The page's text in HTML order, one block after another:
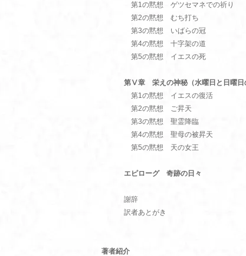
第1の黙想 ゲツセマネでの祈り
第2の黙想 むち打ち
第3の黙想 いばらの冠
第4の黙想 十字架の道
第5の黙想 イエスの死
第Ⅴ章 栄えの神秘（水曜日と日曜日
第1の黙想 イエスの復活
第2の黙想 ご昇天
第3の黙想 聖霊降臨
第4の黙想 聖母の被昇天
第5の黙想 天の女王
エピローグ 奇跡の日々
謝辞
訳者あとがき
著者紹介